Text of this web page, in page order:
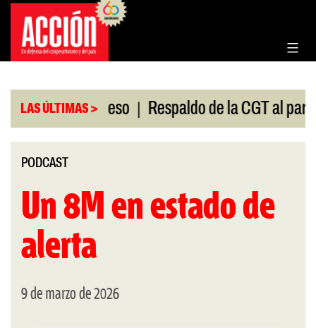
Saltar
contenido
LAS ÚLTIMAS >
en el Congreso | Respaldo de la CGT al paro
PODCAST
Un 8M en estado de
alerta
9 de marzo de 2026